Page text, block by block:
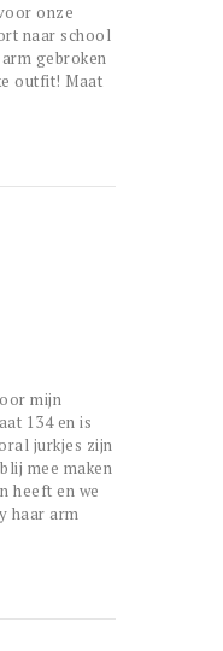
onze
naar school
gebroken
outfit! Maat
mijn
134 en is
jurkjes zijn
mee maken
heeft en we
haar arm